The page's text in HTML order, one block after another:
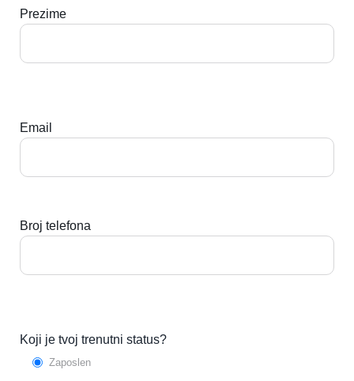
Prezime
Email
Broj telefona
Koji je tvoj trenutni status?
Zaposlen